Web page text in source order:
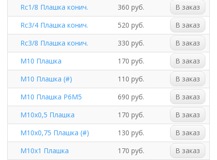
Rc1/8 Плашка конич.
360 руб.
В заказ
Rc3/4 Плашка конич.
520 руб.
В заказ
Rc3/8 Плашка конич.
330 руб.
В заказ
М10 Плашка
170 руб.
В заказ
М10 Плашка (#)
110 руб.
В заказ
М10 Плашка Р6М5
690 руб.
В заказ
М10х0,5 Плашка
170 руб.
В заказ
М10х0,75 Плашка (#)
130 руб.
В заказ
М10х1 Плашка
170 руб.
В заказ